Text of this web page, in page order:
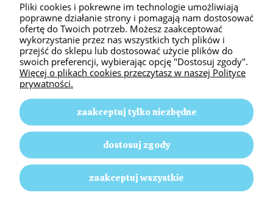
O NAS
Animal Passion | ul. Słoneczna 58, 42-350 Pustkowie
Lgockie |
E-mail: animalpassion17@gmail.com
Tel.: 512
499 635| NIP: 5771726364 | REGON: 152130696
Pliki cookies i pokrewne im technologie umożliwiają
poprawne działanie strony i pomagają nam dostosować
ofertę do Twoich potrzeb. Możesz zaakceptować
wykorzystanie przez nas wszystkich tych plików i
przejść do sklepu lub dostosować użycie plików do
swoich preferencji, wybierając opcję "Dostosuj zgody".
Więcej o plikach cookies przeczytasz w naszej Polityce
prywatności.
zaakceptuj tylko niezbędne
dostosuj zgody
zaakceptuj wszystkie